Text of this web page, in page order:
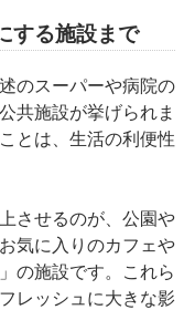
する施設まで
のスーパーや病院の
共施設が挙げられま
とは、生活の利便性
させるのが、公園や
気に入りのカフェや
の施設です。これら
レッシュに大きな影